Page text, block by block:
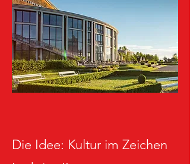
Die Idee: Kultur im Zeichen